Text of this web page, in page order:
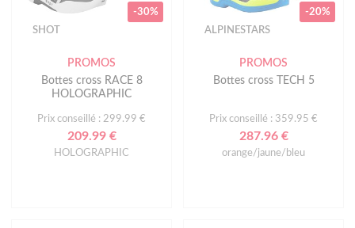
-30%
SHOT
PROMOS
Bottes cross RACE 8
HOLOGRAPHIC
Prix conseillé : 299.99 €
209.99 €
HOLOGRAPHIC
-20%
ALPINESTARS
PROMOS
Bottes cross TECH 5
Prix conseillé : 359.95 €
287.96 €
orange/jaune/bleu